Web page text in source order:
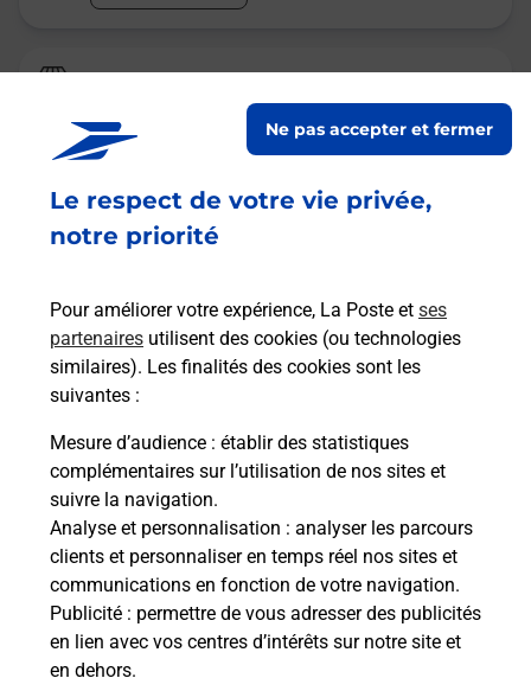
Le respect de votre vie privée,
notre priorité
Pour améliorer votre expérience, La Poste et ses
partenaires utilisent des cookies (ou technologies
similaires). Les finalités des cookies sont les
suivantes :
Mesure d’audience : établir des statistiques
complémentaires sur l’utilisation de nos sites et
suivre la navigation.
Analyse et personnalisation : analyser les parcours
clients et personnaliser en temps réel nos sites et
communications en fonction de votre navigation.
Publicité : permettre de vous adresser des publicités
en lien avec vos centres d’intérêts sur notre site et
en dehors.
Ne pas accepter et fermer
La Poste
ouvre samedi à 09h00
1 PLACE LEON MOINARD
44220 COUERON
Malin !
La Poste
en ligne
Ouvert 24h/24
En savoir plus